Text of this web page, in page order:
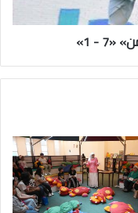
- 1»